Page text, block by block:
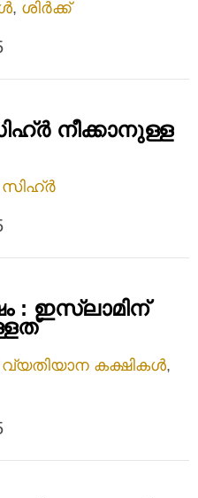
, ശിർക്ക്
നീക്കാനുള്ള
സിഹ്ർ
: ഇസ്ലാമിന്
വ്യതിയാന കക്ഷികൾ,